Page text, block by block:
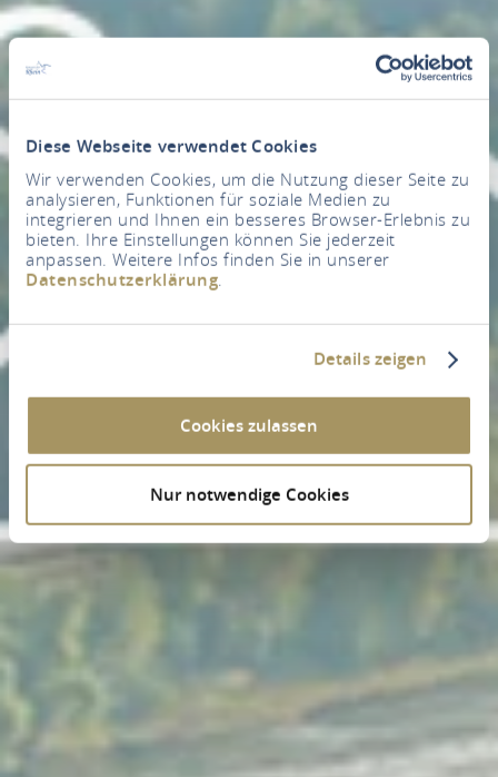
Diese Webseite verwendet Cookies
Wir verwenden Cookies, um die Nutzung dieser Seite zu
analysieren, Funktionen für soziale Medien zu
integrieren und Ihnen ein besseres Browser-Erlebnis zu
bieten. Ihre Einstellungen können Sie jederzeit
anpassen. Weitere Infos finden Sie in unserer
Datenschutzerklärung.
Details zeigen
Cookies zulassen
Nur notwendige Cookies